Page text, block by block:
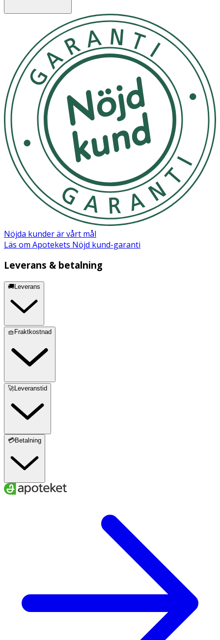
provbrunn tillsammans med 2 droppar buffert.
- Läs av svaret efter 10 minuter.
Innehåll
1 test
Nöjda kunder är vårt mål
Läs om Apotekets Nöjd kund-garanti
Leverans & betalning
🚚Leverans
🧺Fraktkostnad
🚀Leveranstid
💳Betalning